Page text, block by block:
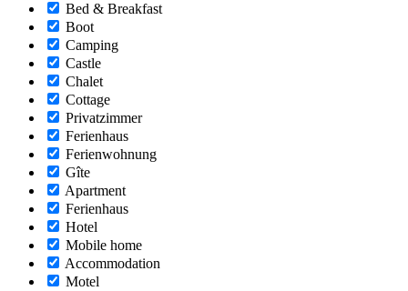
Bed & Breakfast
Boot
Camping
Castle
Chalet
Cottage
Privatzimmer
Ferienhaus
Ferienwohnung
Gîte
Apartment
Ferienhaus
Hotel
Mobile home
Accommodation
Motel